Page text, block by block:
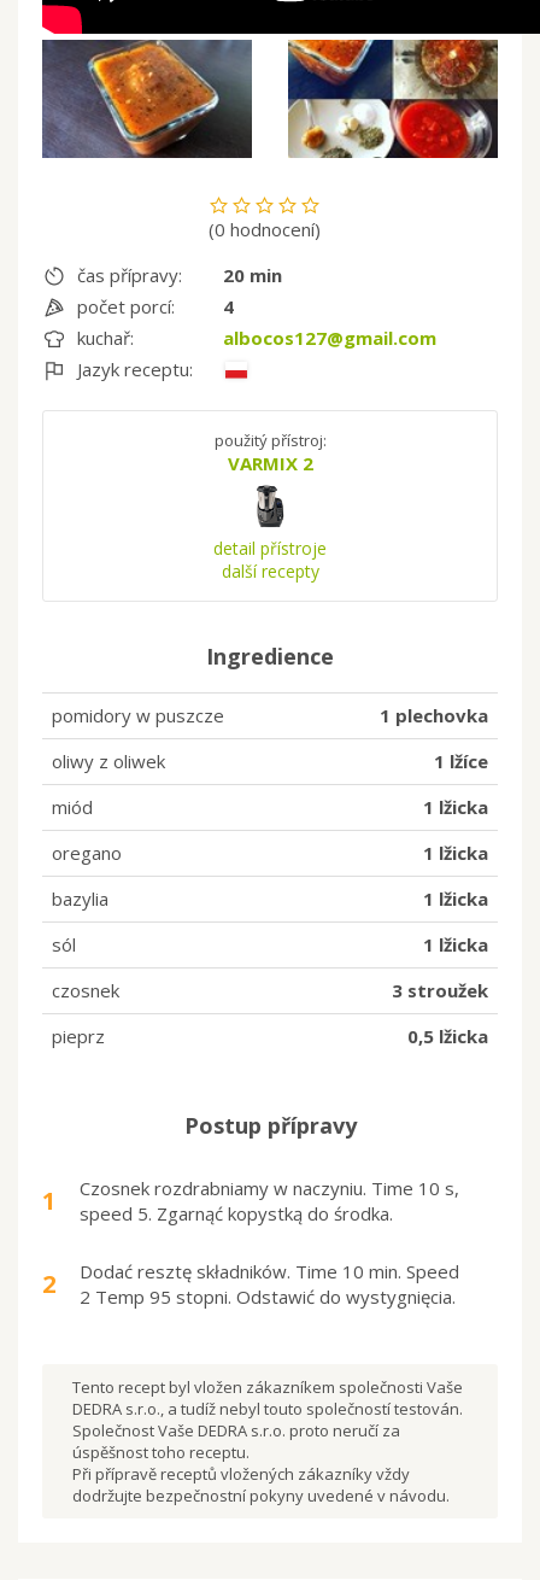
(0 hodnocení)
čas přípravy:
20 min
počet porcí:
4
kuchař:
albocos127@gmail.com
Jazyk receptu:
použitý přístroj:
VARMIX 2
detail přístroje
další recepty
Ingredience
pomidory w puszcze
1 plechovka
oliwy z oliwek
1 lžíce
miód
1 lžicka
oregano
1 lžicka
bazylia
1 lžicka
sól
1 lžicka
czosnek
3 stroužek
pieprz
0,5 lžicka
Postup přípravy
1
Czosnek rozdrabniamy w naczyniu. Time 10 s,
speed 5. Zgarnąć kopystką do środka.
2
Dodać resztę składników. Time 10 min. Speed
2 Temp 95 stopni. Odstawić do wystygnięcia.
Tento recept byl vložen zákazníkem společnosti Vaše
DEDRA s.r.o., a tudíž nebyl touto společností testován.
Společnost Vaše DEDRA s.r.o. proto neručí za
úspěšnost toho receptu.
Při přípravě receptů vložených zákazníky vždy
dodržujte bezpečnostní pokyny uvedené v návodu.